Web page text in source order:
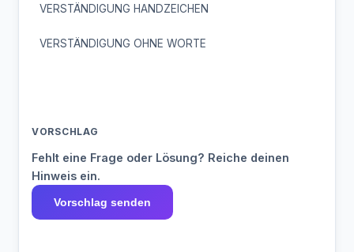
VERSTÄNDIGUNG HANDZEICHEN
VERSTÄNDIGUNG OHNE WORTE
VORSCHLAG
Fehlt eine Frage oder Lösung? Reiche deinen
Hinweis ein.
Vorschlag senden